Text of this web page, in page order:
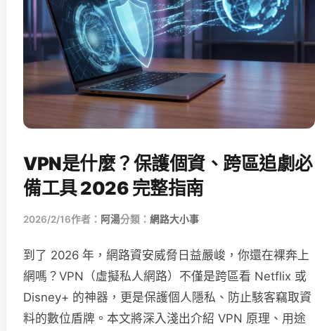
VPN是什麼？保護個資、跨區追劇必
備工具 2026 完整指南
2026/2/16作者： 阿湯分類： 網路大小事
到了 2026 年，網路資安威脅日益嚴峻，你還在裸奔上
網嗎？VPN（虛擬私人網路）不僅是跨區看 Netflix 或
Disney+ 的神器，更是保護個人隱私、防止駭客竊取資
料的數位盾牌。本文將深入淺出介紹 VPN 原理、用途